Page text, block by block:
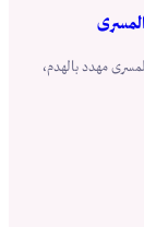
مهدد بالهدم،